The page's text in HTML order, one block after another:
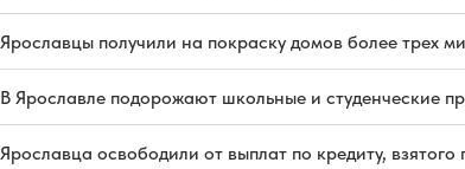
Ярославцы получили на покраску домов более трех
В Ярославле подорожают школьные и студенческие
Ярославца освободили от выплат по кредиту,